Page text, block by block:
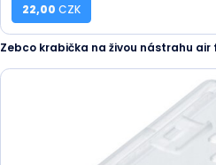
22,00 CZK
Zebco krabička na živou nástrahu air